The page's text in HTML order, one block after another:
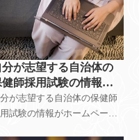
分が志望する自治体の
健師採用試験の情報が
く、試験対策をどうす
ばいいか
が志望する自治体の保健師
試験の情報がホームページ